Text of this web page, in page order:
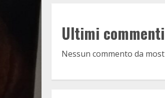
Ultimi commenti
Nessun commento da